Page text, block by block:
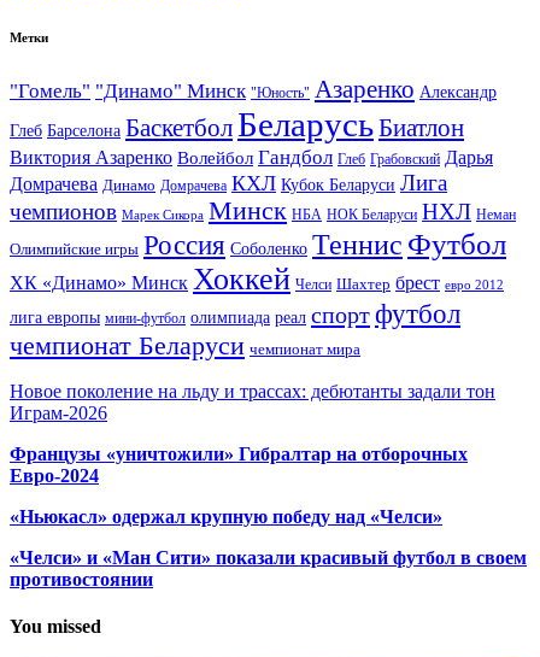
Метки
"Гомель" "Динамо" Минск "Юность" Азаренко Александр
Глеб Барселона Баскетбол БеларусьБиатлон
Виктория Азаренко Волейбол Гандбол Глеб Грабовский Дарья
Домрачева Динамо Домрачева КХЛ Кубок Беларуси Лига
чемпионов Марек Сикора Минск НБА НОК Беларуси НХЛ Неман
Олимпийские игры Россия Соболенко Теннис Футбол
ХК «Динамо» Минск Хоккей Челси Шахтер брест евро 2012
лига европы мини-футбол олимпиада реал спортфутбол
чемпионат Беларуси чемпионат мира
Новое поколение на льду и трассах: дебютанты задали тон
Играм-2026
Французы «уничтожили» Гибралтар на отборочных
Евро-2024
«Ньюкасл» одержал крупную победу над «Челси»
«Челси» и «Ман Сити» показали красивый футбол в своем
противостоянии
You missed